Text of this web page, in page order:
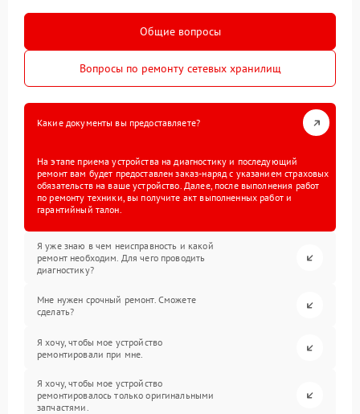
Общие вопросы
Вопросы по ремонту сетевых хранилищ
Какие документы вы предоставляете?
На этапе приема устройства на диагностику и последующий
ремонт вам будет предоставлен заказ-наряд с указанием страховых
обязательств на ваше устройство. Далее, после выполнения работ
по ремонту техники, вы получите акт выполненных работ и
гарантийный талон.
Я уже знаю в чем неисправность и какой
ремонт необходим. Для чего проводить
диагностику?
Мне нужен срочный ремонт. Сможете
сделать?
Я хочу, чтобы мое устройство
ремонтировали при мне.
Я хочу, чтобы мое устройство
ремонтировалось только оригинальными
запчастями.